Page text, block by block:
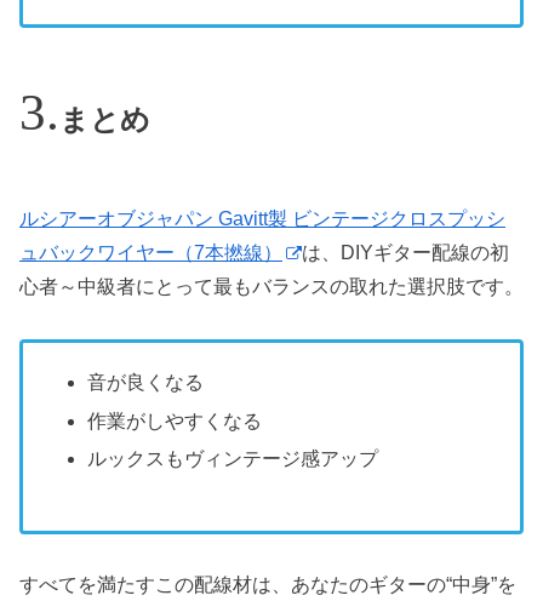
まとめ
ルシアーオブジャパン Gavitt製 ビンテージクロスプッシ
ュバックワイヤー（7本撚線）
は、DIYギター配線の初
心者～中級者にとって最もバランスの取れた選択肢です。
音が良くなる
作業がしやすくなる
ルックスもヴィンテージ感アップ
すべてを満たすこの配線材は、あなたのギターの“中身”を